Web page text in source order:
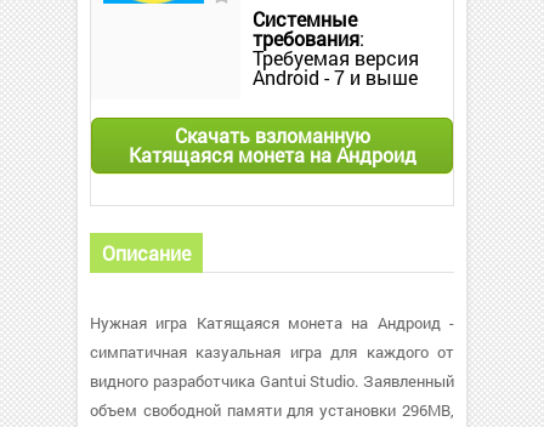
Системные
требования:
Требуемая версия
Android - 7 и выше
Скачать взломанную
Катящаяся монета на Андроид
Описание
Нужная игра Катящаяся монета на Андроид -
симпатичная казуальная игра для каждого от
видного разработчика Gantui Studio. Заявленный
объем свободной памяти для установки 296MB,